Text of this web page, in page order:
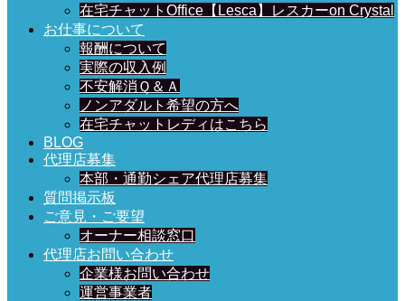
在宅チャットOffice【Lesca】レスカーon Crystal
お仕事について
報酬について
実際の収入例
不安解消Ｑ＆Ａ
ノンアダルト希望の方へ
在宅チャットレディはこちら
BLOG
代理店募集
本部・通勤シェア代理店募集
質問掲示板
ご意見・ご要望
オーナー相談窓口
代理店お問い合わせ
企業様お問い合わせ
運営事業者